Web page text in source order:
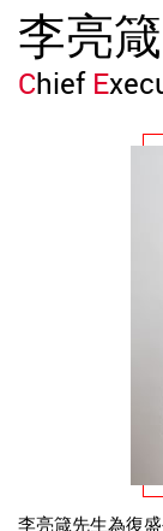
李亮箴
Chief E
李亮箴先生為復